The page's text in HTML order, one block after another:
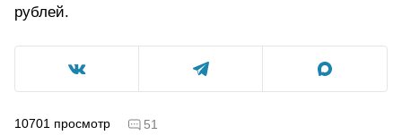
рублей.
10701 просмотр 51